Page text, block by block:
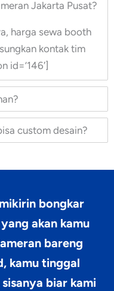
Jakarta Pusat?
harga sewa booth
kontak tim
id=’146′]
custom desain?
bongkar
akan kamu
bareng
kamu tinggal
biar kami